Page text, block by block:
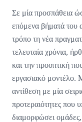
Σε μία προσπάθεια
επόμενα βήματά του
τρόπο τη νέα
τελευταία χρόνια,
και την προοπτική
εργασιακό μοντέλο.
αντίθεση με μία
προτεραιότητες που
διαμορφώσει